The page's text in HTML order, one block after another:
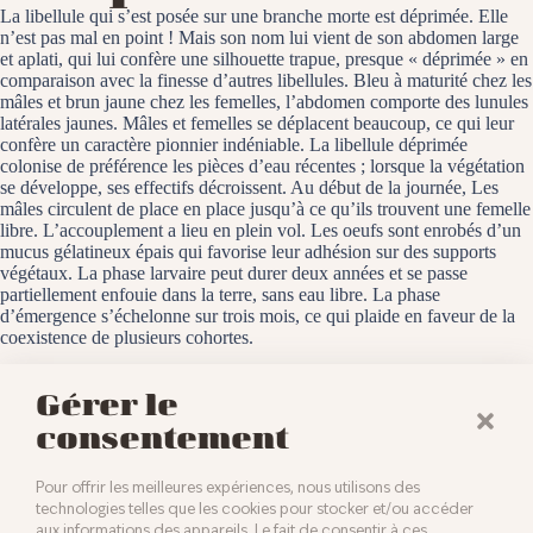
Gérer le
consentement
Pour offrir les meilleures expériences, nous utilisons des
technologies telles que les cookies pour stocker et/ou accéder
La libellule qui s’est posée sur une branche morte est déprimée. Elle
n’est pas mal en point ! Mais son nom lui vient de son abdomen large
et aplati, qui lui confère une silhouette trapue, presque « déprimée » en
comparaison avec la finesse d’autres libellules. Bleu à maturité chez les
mâles et brun jaune chez les femelles, l’abdomen comporte des lunules
latérales jaunes. Mâles et femelles se déplacent beaucoup, ce qui leur
confère un caractère pionnier indéniable. La libellule déprimée
colonise de préférence les pièces d’eau récentes ; lorsque la végétation
se développe, ses effectifs décroissent. Au début de la journée, Les
mâles circulent de place en place jusqu’à ce qu’ils trouvent une femelle
libre. L’accouplement a lieu en plein vol. Les oeufs sont enrobés d’un
mucus gélatineux épais qui favorise leur adhésion sur des supports
végétaux. La phase larvaire peut durer deux années et se passe
partiellement enfouie dans la terre, sans eau libre. La phase
d’émergence s’échelonne sur trois mois, ce qui plaide en faveur de la
coexistence de plusieurs cohortes.